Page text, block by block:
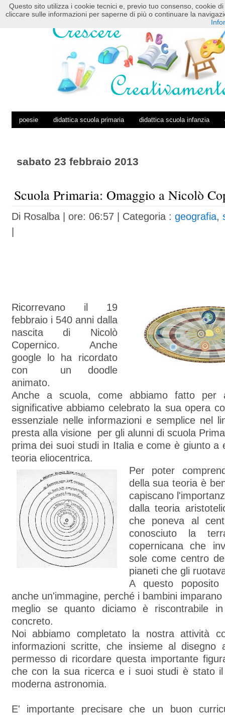
HOME POSTS RSS COMMENTS RSS
poesie didattica scuola primaria didattica scuola infanzia
sabato 23 febbraio 2013
Scuola Primaria: Omaggio a Nicolò
Di Rosalba| ore: 06:57 | Categoria : geografia,
Ricorrevano il 19
febbraio i 540 anni dalla
nascita di Nicolò
Copernico. Anche
google lo ha ricordato
con un doodle
animato.
Anche a scuola, come abbiamo fatto per
significative abbiamo celebrato la sua opera
essenziale nelle informazioni e semplice nel
presta alla visione per gli alunni di scuola
prima dei suoi studi in Italia e come è giunto a
teoria eliocentrica.
Per poter
della sua teoria è
capiscano
dalla teoria
che poneva al
conosciuto la
copernicana che
sole come centro
pianeti che gli
A questo
anche un'immagine, perché i bambini
meglio se quanto diciamo è riscontrabile
concreto.
Noi abbiamo completato la nostra attività
informazioni scritte, che insieme al disegno
permesso di ricordare questa importante
che con la sua ricerca e i suoi studi è stato il
moderna astronomia.
E' importante precisare che un buon
Questo sito utilizza i cookie tecnici e, previo tuo consenso, cookie
cliccare sulle informazioni per saperne di più o continuare la